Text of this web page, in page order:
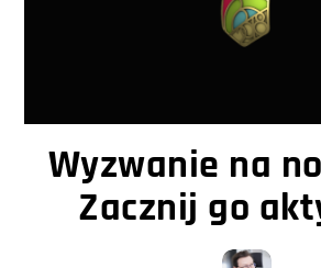
Wyzwanie na
Zacznij go